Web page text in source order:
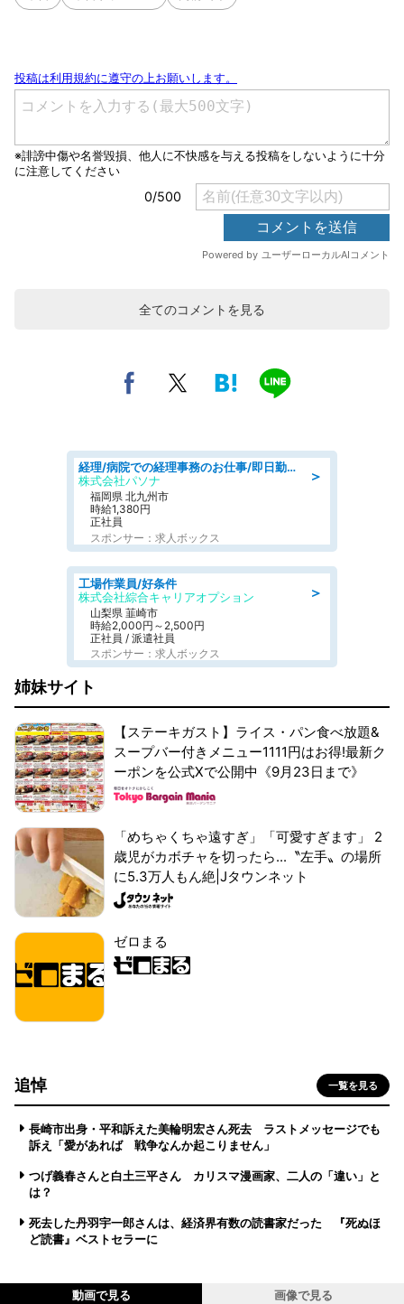
全てのコメントを見る
＞
経理/病院での経理事務のお仕事/即日勤務可/車通勤可/経理/一般事務
株式会社パソナ
福岡県 北九州市
時給1,380円
正社員
スポンサー：求人ボックス
＞
工場作業員/好条件
株式会社綜合キャリアオプション
山梨県 韮崎市
時給2,000円～2,500円
正社員 / 派遣社員
スポンサー：求人ボックス
姉妹サイト
【ステーキガスト】ライス・パン食べ放題&
スープバー付きメニュー1111円はお得!最新ク
ーポンを公式Xで公開中《9月23日まで》
「めちゃくちゃ遠すぎ」「可愛すぎます」 2
歳児がカボチャを切ったら...〝左手〟の場所
に5.3万人もん絶|Jタウンネット
ゼロまる
追悼 一覧を見る
長崎市出身・平和訴えた美輪明宏さん死去 ラストメッセージでも
訴え「愛があれば 戦争なんか起こりません」
つげ義春さんと白土三平さん カリスマ漫画家、二人の「違い」と
は？
死去した丹羽宇一郎さんは、経済界有数の読書家だった 『死ぬほ
ど読書』ベストセラーに
動画で見る 画像で見る